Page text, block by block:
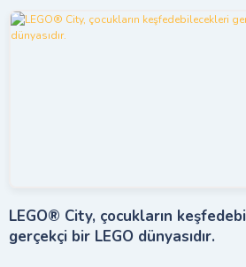
LEGO® City, çocukların
gerçekçi bir LEGO dünyasıdır.